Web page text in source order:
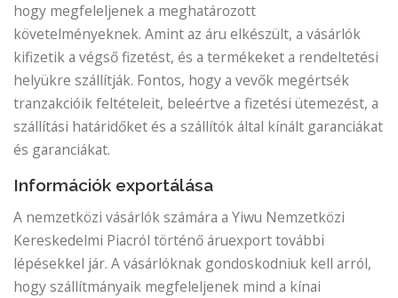
hogy megfeleljenek a meghatározott
követelményeknek. Amint az áru elkészült, a vásárlók
kifizetik a végső fizetést, és a termékeket a rendeltetési
helyükre szállítják. Fontos, hogy a vevők megértsék
tranzakcióik feltételeit, beleértve a fizetési ütemezést, a
szállítási határidőket és a szállítók által kínált garanciákat
és garanciákat.
Információk exportálása
A nemzetközi vásárlók számára a Yiwu Nemzetközi
Kereskedelmi Piacról történő áruexport további
lépésekkel jár. A vásárlóknak gondoskodniuk kell arról,
hogy szállítmányaik megfeleljenek mind a kínai